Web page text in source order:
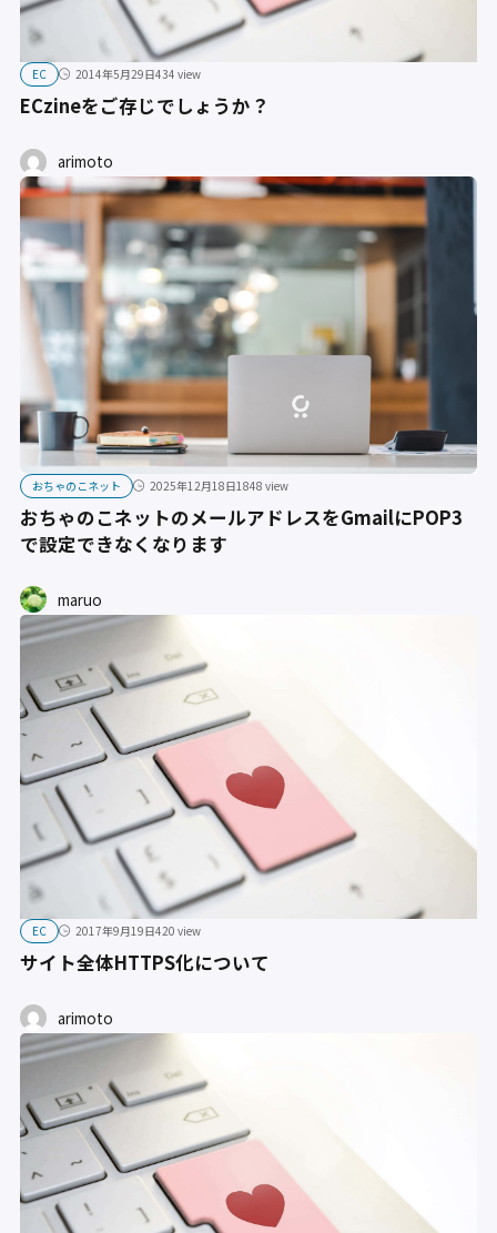
EC 2014年5月29日434 view
ECzineをご存じでしょうか？
arimoto
おちゃのこネット 2025年12月18日1848 view
おちゃのこネットのメールアドレスをGmailにPOP3
で設定できなくなります
maruo
EC 2017年9月19日420 view
サイト全体HTTPS化について
arimoto